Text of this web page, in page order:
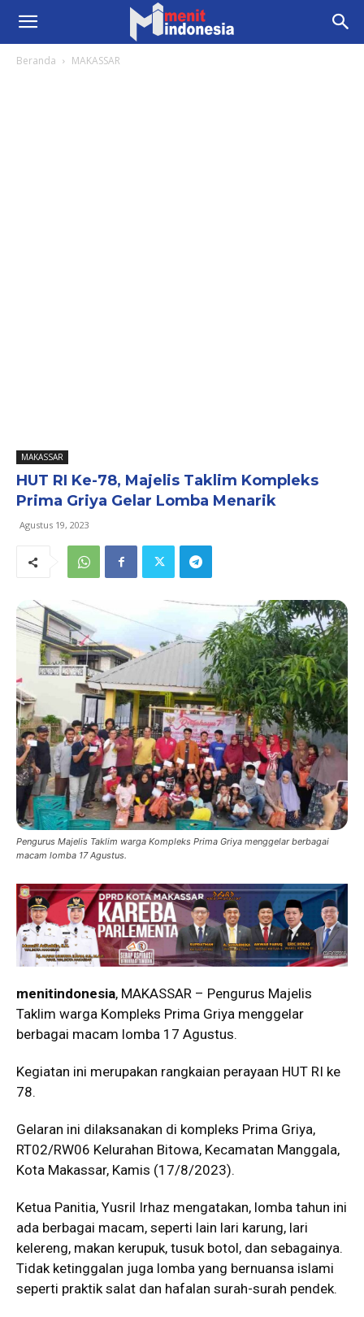
Beranda MAKASSAR
MAKASSAR
HUT RI Ke-78, Majelis Taklim Kompleks
Prima Griya Gelar Lomba Menarik
Agustus 19, 2023
Pengurus Majelis Taklim warga Kompleks Prima Griya menggelar berbagai
macam lomba 17 Agustus.
menitindonesia, MAKASSAR – Pengurus Majelis
Taklim warga Kompleks Prima Griya menggelar
berbagai macam lomba 17 Agustus.
Kegiatan ini merupakan rangkaian perayaan HUT RI ke
78.
Gelaran ini dilaksanakan di kompleks Prima Griya,
RT02/RW06 Kelurahan Bitowa, Kecamatan Manggala,
Kota Makassar, Kamis (17/8/2023).
Ketua Panitia, Yusril Irhaz mengatakan, lomba tahun ini
ada berbagai macam, seperti lain lari karung, lari
kelereng, makan kerupuk, tusuk botol, dan sebagainya.
Tidak ketinggalan juga lomba yang bernuansa islami
seperti praktik salat dan hafalan surah-surah pendek.